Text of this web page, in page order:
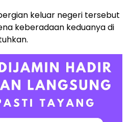
keluar negeri tersebut
keberadaan keduanya di